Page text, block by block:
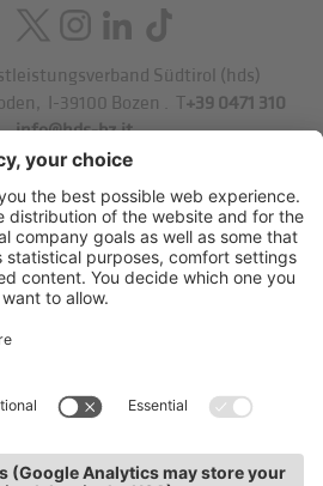
Südtirol (hds)
I-39100 Bozen . T+39 0471 310
.info@hds-bz.it
Impressum
Einstellungen
Sitemap